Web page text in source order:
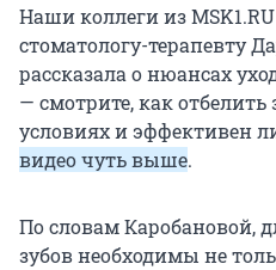
Наши коллеги из
стоматологу-терапевту
рассказала о нюансах
— смотрите, как
условиях и эффективен
видео чуть выше.
По словам Каробановой,
зубов необходимы не